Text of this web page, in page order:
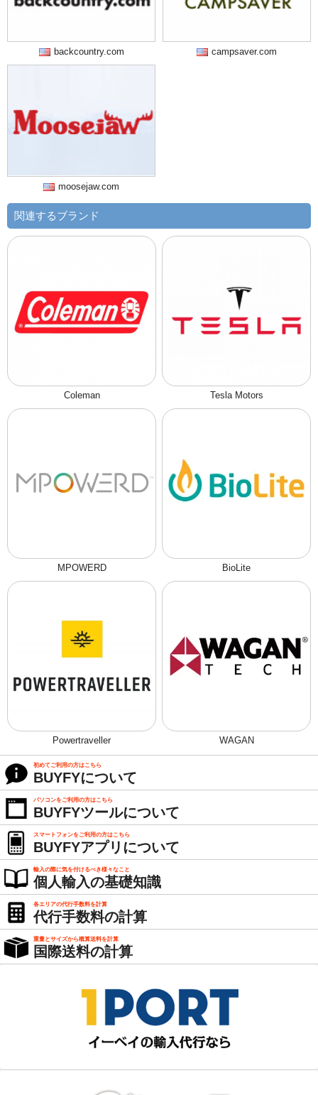
backcountry.com campsaver.com
moosejaw.com
関連するブランド
Coleman Tesla Motors
MPOWERD BioLite
Powertraveller WAGAN
初めてご利用の方はこちら
BUYFYについて
パソコンをご利用の方はこちら
BUYFYツールについて
スマートフォンをご利用の方はこちら
BUYFYアプリについて
輸入の際に気を付けるべき様々なこと
個人輸入の基礎知識
各エリアの代行手数料を計算
代行手数料の計算
重量とサイズから概算送料を計算
国際送料の計算